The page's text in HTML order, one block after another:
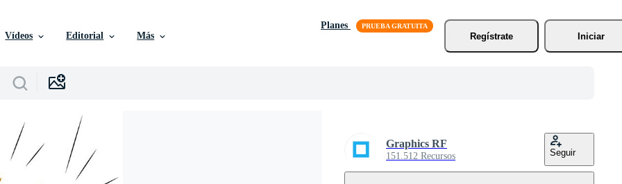
Vídeos Editorial Más
Planes
Regístrate
Iniciar
Graphics RF
151.512 Recursos Seguir